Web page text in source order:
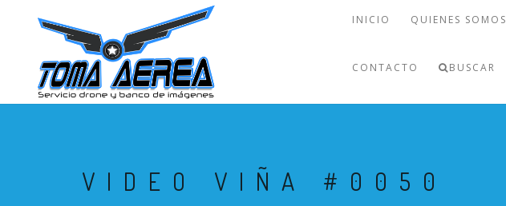
INICIO QUIENES SOMOS
CONTACTO BUSCAR
VIDEO VIÑA #0050